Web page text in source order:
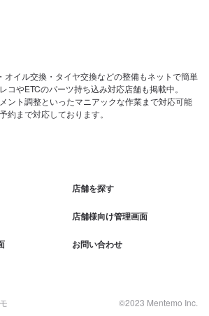
オイル交換・タイヤ交換などの整備もネットで簡単
コやETCのパーツ持ち込み対応店舗も掲載中。
ント調整といったマニアックな作業まで対応可能
約まで対応しております。
店舗を探す
店舗様向け管理画面
お問い合わせ
©2023 Mentemo Inc.